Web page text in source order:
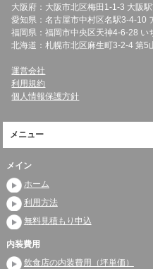
大阪府：大阪市北区梅田1-1-3 大阪
愛知県：名古屋市中村区名駅3-4-10
福岡県：福岡市中央区天神4-6-28 い
北海道：札幌市北区麻生町3-2-4 第5
運営会社
利用規約
個人情報保護方針
メニュー
メイン
ホーム
利用方法
無料見積もり申込
内装費用
飲食店の内装費用（坪単価）